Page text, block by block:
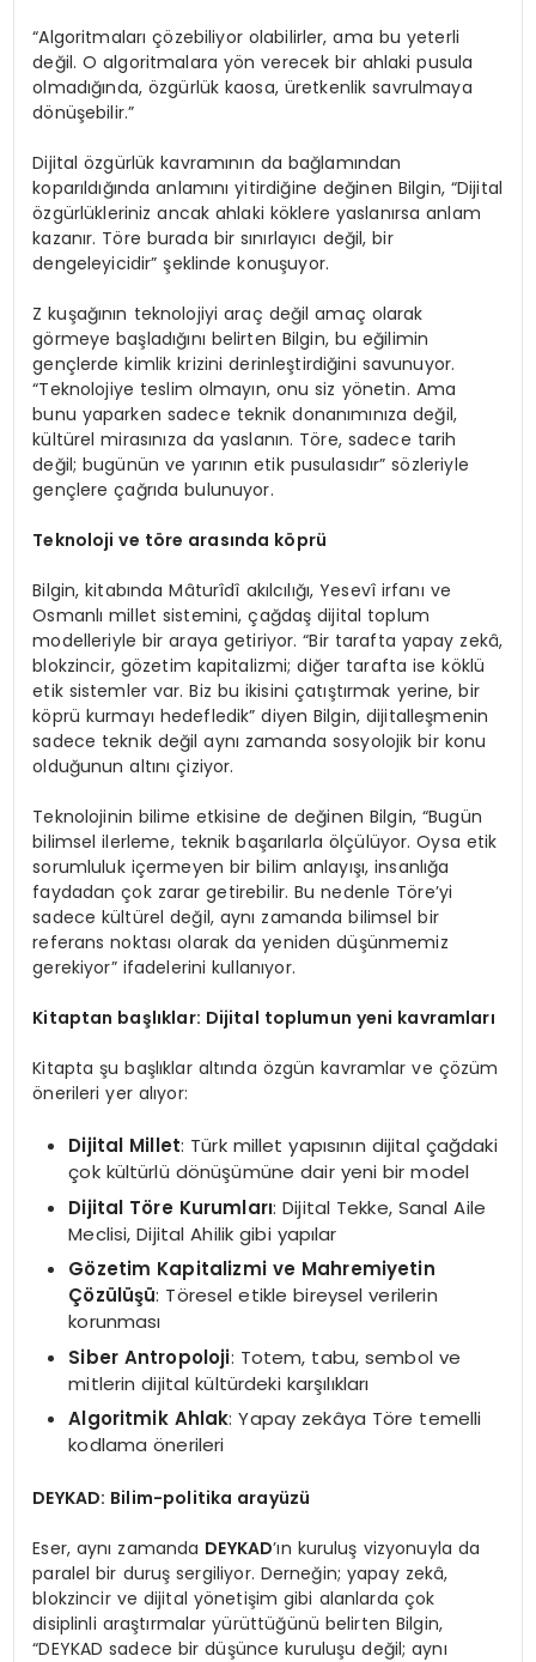
“Algoritmaları çözebiliyor olabilirler, ama bu yeterli
değil. O algoritmalara yön verecek bir ahlaki pusula
olmadığında, özgürlük kaosa, üretkenlik savrulmaya
dönüşebilir.”
Dijital özgürlük kavramının da bağlamından
koparıldığında anlamını yitirdiğine değinen Bilgin, “Dijital
özgürlükleriniz ancak ahlaki köklere yaslanırsa anlam
kazanır. Töre burada bir sınırlayıcı değil, bir
dengeleyicidir” şeklinde konuşuyor.
Z kuşağının teknolojiyi araç değil amaç olarak
görmeye başladığını belirten Bilgin, bu eğilimin
gençlerde kimlik krizini derinleştirdiğini savunuyor.
“Teknolojiye teslim olmayın, onu siz yönetin. Ama
bunu yaparken sadece teknik donanımınıza değil,
kültürel mirasınıza da yaslanın. Töre, sadece tarih
değil; bugünün ve yarının etik pusulasıdır” sözleriyle
gençlere çağrıda bulunuyor.
Teknoloji ve töre arasında köprü
Bilgin, kitabında Mâturîdî akılcılığı, Yesevî irfanı ve
Osmanlı millet sistemini, çağdaş dijital toplum
modelleriyle bir araya getiriyor. “Bir tarafta yapay zekâ,
blokzincir, gözetim kapitalizmi; diğer tarafta ise köklü
etik sistemler var. Biz bu ikisini çatıştırmak yerine, bir
köprü kurmayı hedefledik” diyen Bilgin, dijitalleşmenin
sadece teknik değil aynı zamanda sosyolojik bir konu
olduğunun altını çiziyor.
Teknolojinin bilime etkisine de değinen Bilgin, “Bugün
bilimsel ilerleme, teknik başarılarla ölçülüyor. Oysa etik
sorumluluk içermeyen bir bilim anlayışı, insanlığa
faydadan çok zarar getirebilir. Bu nedenle Töre’yi
sadece kültürel değil, aynı zamanda bilimsel bir
referans noktası olarak da yeniden düşünmemiz
gerekiyor” ifadelerini kullanıyor.
Kitaptan başlıklar: Dijital toplumun yeni kavramları
Kitapta şu başlıklar altında özgün kavramlar ve çözüm
önerileri yer alıyor:
Dijital Millet: Türk millet yapısının dijital çağdaki
çok kültürlü dönüşümüne dair yeni bir model
Dijital Töre Kurumları: Dijital Tekke, Sanal Aile
Meclisi, Dijital Ahilik gibi yapılar
Gözetim Kapitalizmi ve Mahremiyetin
Çözülüşü: Töresel etikle bireysel verilerin
korunması
Siber Antropoloji: Totem, tabu, sembol ve
mitlerin dijital kültürdeki karşılıkları
Algoritmik Ahlak: Yapay zekâya Töre temelli
kodlama önerileri
DEYKAD: Bilim-politika arayüzü
Eser, aynı zamanda DEYKAD’ın kuruluş vizyonuyla da
paralel bir duruş sergiliyor. Derneğin; yapay zekâ,
blokzincir ve dijital yönetişim gibi alanlarda çok
disiplinli araştırmalar yürüttüğünü belirten Bilgin,
“DEYKAD sadece bir düşünce kuruluşu değil; aynı